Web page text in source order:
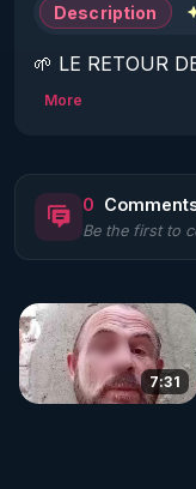
Description
🌱 LE RETOUR
2022)!
https://
🌱 LE MAGAZINE
🌱 LA
Pour obtenir les
More
0
Be the first to
7:31